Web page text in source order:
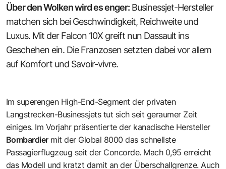
Über den Wolken wird es enger: Businessjet-Hersteller
matchen sich bei Geschwindigkeit, Reichweite und
Luxus. Mit der Falcon 10X greift nun Dassault ins
Geschehen ein. Die Franzosen setzten dabei vor allem
auf Komfort und Savoir-vivre.
Im superengen High-End-Segment der privaten
Langstrecken-Businessjets tut sich seit geraumer Zeit
einiges. Im Vorjahr präsentierte der kanadische Hersteller
Bombardier mit der Global 8000 das schnellste
Passagierflugzeug seit der Concorde. Mach 0,95 erreicht
das Modell und kratzt damit an der Überschallgrenze. Auch